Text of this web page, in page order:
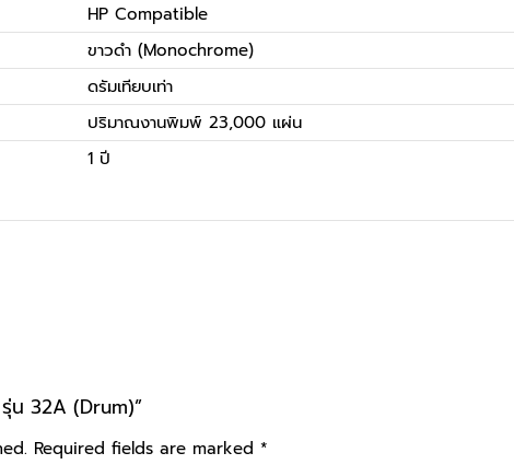
HP Compatible
ขาวดำ (Monochrome)
ดรัมเทียบเท่า
ปริมาณงานพิมพ์ 23,000 แผ่น
1 ปี
น 32A (Drum)”
Required fields are marked *